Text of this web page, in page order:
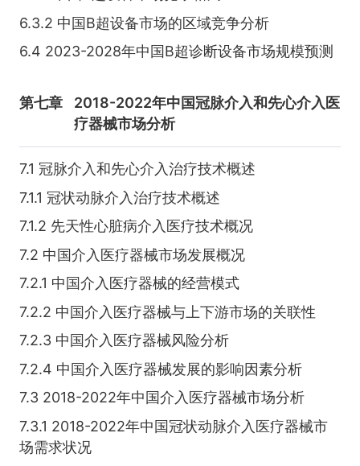
6.3.2 中国B超设备市场的区域竞争分析
6.4 2023-2028年中国B超诊断设备市场规模预测
第七章
2018-2022年中国冠脉介入和先心介入医
疗器械市场分析
7.1 冠脉介入和先心介入治疗技术概述
7.1.1 冠状动脉介入治疗技术概述
7.1.2 先天性心脏病介入医疗技术概况
7.2 中国介入医疗器械市场发展概况
7.2.1 中国介入医疗器械的经营模式
7.2.2 中国介入医疗器械与上下游市场的关联性
7.2.3 中国介入医疗器械风险分析
7.2.4 中国介入医疗器械发展的影响因素分析
7.3 2018-2022年中国介入医疗器械市场分析
7.3.1 2018-2022年中国冠状动脉介入医疗器械市
场需求状况